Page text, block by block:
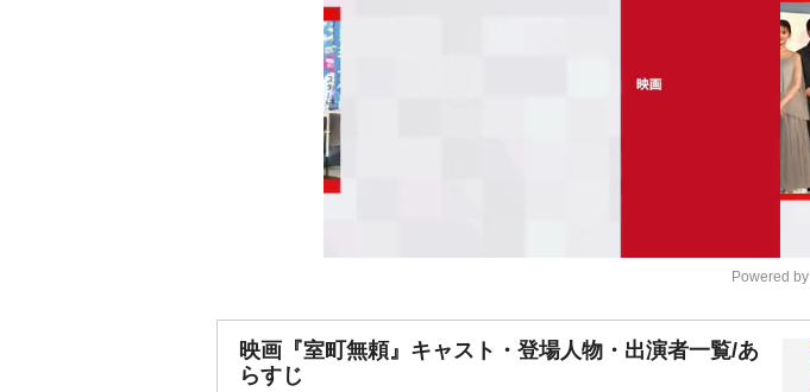
Powered by
映画『室町無頼』キャスト・登場人物・出演者一覧/あ
らすじ